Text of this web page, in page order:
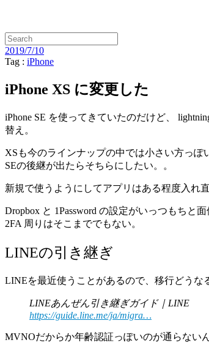
2019/7/10
Tag : iPhone
iPhone XS に変更した
iPhone SE を使ってきていたのだけど、
替え。
XSも今のラインナップの中では小さい方っぽ
SEの後継が出たらそちらにしたい。。
新規で使うようにしてアプリはある程度入れ
Dropbox と 1Password の設定がいっつもちと面
2FA 周りはそこまででもない。
LINEの引き継ぎ
LINEを最近使うことがあるので、移行どうな
LINEあんぜん引き継ぎガイド｜LINE
https://guide.line.me/ja/migra…
MVNOだからか年齢認証っぽいのが通らない